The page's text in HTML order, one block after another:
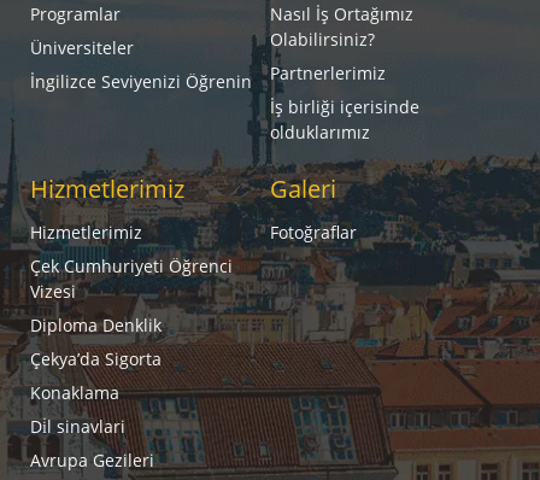
Programlar
Üniversiteler
İngilizce Seviyenizi Öğrenin
Nasıl İş Ortağımız
Olabilirsiniz?
Partnerlerimiz
İş birliği içerisinde
olduklarımız
Hizmetlerimiz
Hizmetlerimiz
Çek Cumhuriyeti Öğrenci
Vizesi
Diploma Denklik
Çekya’da Sigorta
Konaklama
Di̇l sinavlari
Avrupa Gezileri
Galeri
Fotoğraflar